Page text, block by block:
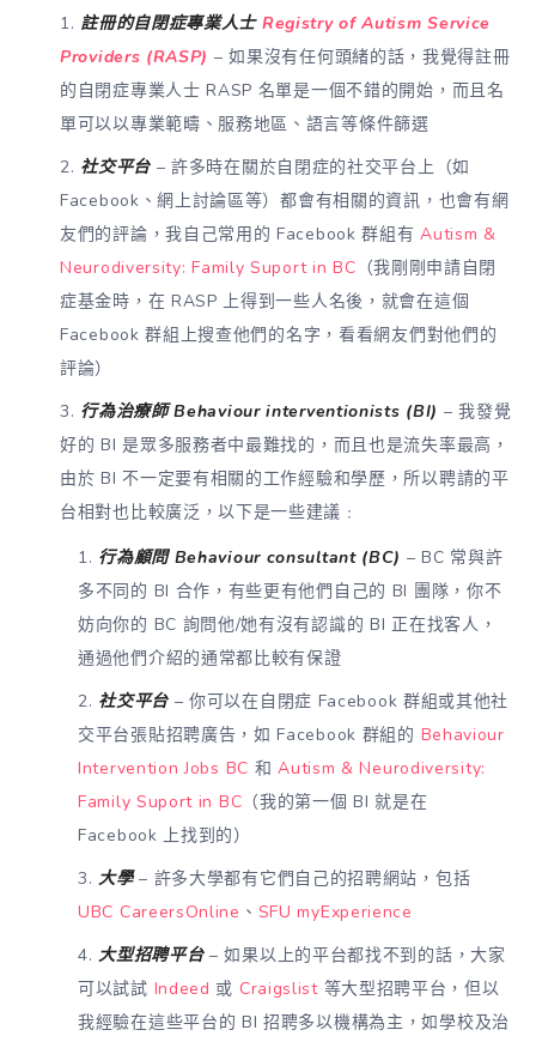
註冊的自閉症專業人士 Registry of Autism Service
Providers (RASP) – 如果沒有任何頭緒的話，我覺得註冊
的自閉症專業人士 RASP 名單是一個不錯的開始，而且名
單可以以專業範疇、服務地區、語言等條件篩選
社交平台– 許多時在關於自閉症的社交平台上（如
Facebook、網上討論區等）都會有相關的資訊，也會有網
友們的評論，我自己常用的 Facebook 群組有Autism &
Neurodiversity: Family Suport in BC （我剛剛申請自閉
症基金時，在 RASP 上得到一些人名後，就會在這個
Facebook 群組上搜查他們的名字，看看網友們對他們的
評論）
行為治療師 Behaviour interventionists (BI) – 我發覺
好的 BI 是眾多服務者中最難找的，而且也是流失率最高，
由於 BI 不一定要有相關的工作經驗和學歷，所以聘請的平
台相對也比較廣泛，以下是一些建議﹕
行為顧問 Behaviour consultant (BC) – BC 常與許
多不同的 BI 合作，有些更有他們自己的 BI 團隊，你不
妨向你的 BC 詢問他/她有沒有認識的 BI 正在找客人，
通過他們介紹的通常都比較有保證
社交平台– 你可以在自閉症 Facebook 群組或其他社
交平台張貼招聘廣告，如 Facebook 群組的 Behaviour
Intervention Jobs BC 和Autism & Neurodiversity:
Family Suport in BC （我的第一個 BI 就是在
Facebook 上找到的）
大學– 許多大學都有它們自己的招聘網站，包括
UBC CareersOnline 、 SFU myExperience
大型招聘平台– 如果以上的平台都找不到的話，大家
可以試試 Indeed 或 Craigslist等大型招聘平台，但以
我經驗在這些平台的 BI 招聘多以機構為主，如學校及治